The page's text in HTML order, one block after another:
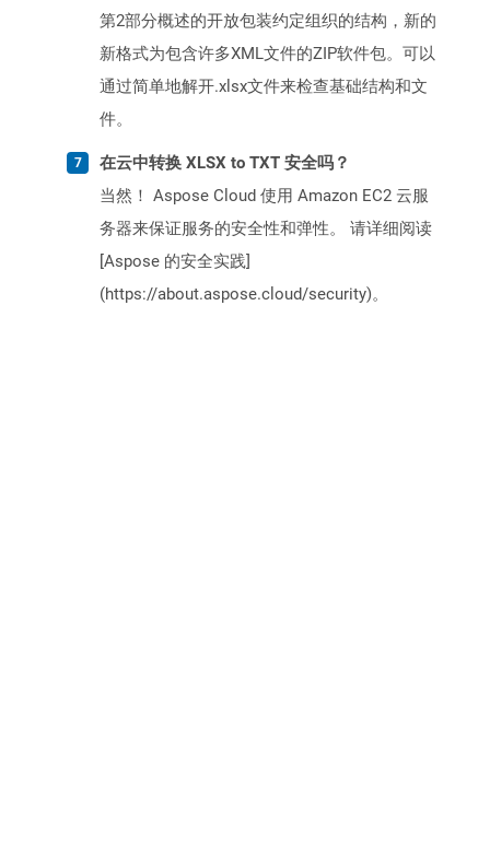
第2部分概述的开放包装约定组织的结构，新的
新格式为包含许多XML文件的ZIP软件包。可以
通过简单地解开.xlsx文件来检查基础结构和文
件。
在云中转换 XLSX to TXT 安全吗？
当然！ Aspose Cloud 使用 Amazon EC2 云服
务器来保证服务的安全性和弹性。 请详细阅读
[Aspose 的安全实践]
(https://about.aspose.cloud/security)。